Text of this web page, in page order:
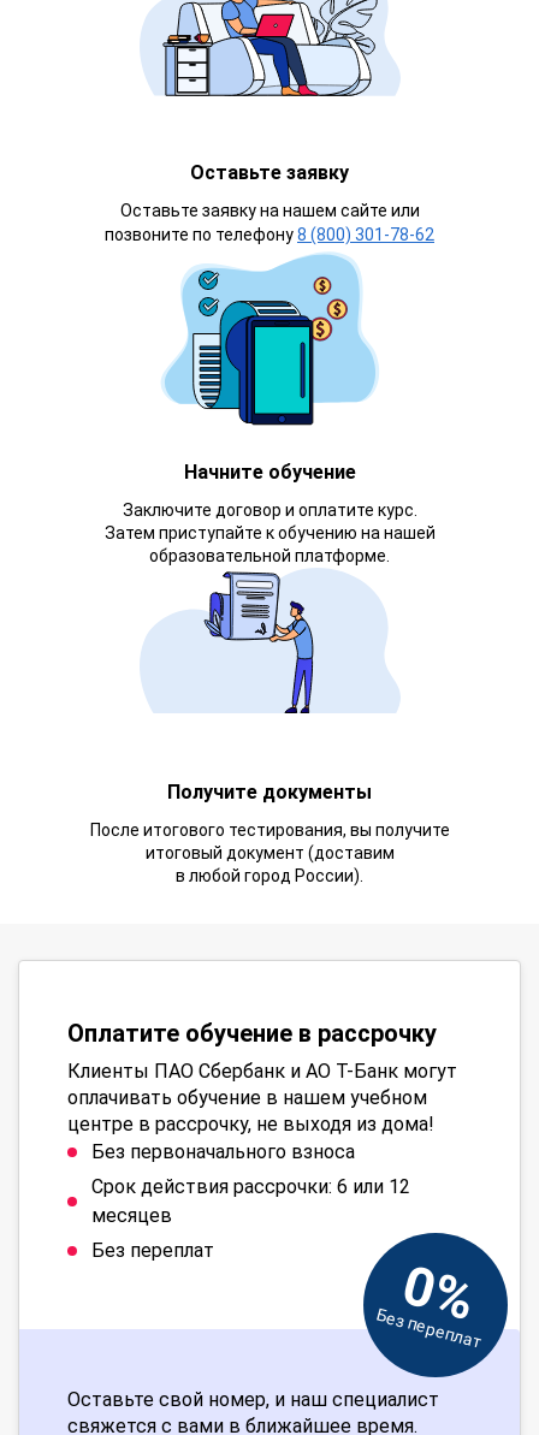
Оставьте заявку
Оставьте заявку на нашем сайте или
позвоните по телефону8 (800) 301-78-62
Начните обучение
Заключите договор и оплатите курс.
Затем приступайте к обучению на нашей
образовательной платформе.
Получите документы
После итогового тестирования, вы получите
итоговый документ (доставим
в любой город России).
Оплатите обучение в рассрочку
Клиенты ПАО Сбербанк и АО Т-Банк могут
оплачивать обучение в нашем учебном
центре в рассрочку, не выходя из дома!
Без первоначального взноса
Срок действия рассрочки: 6 или 12
месяцев
Без переплат
0%
Без переплат
Оставьте свой номер, и наш специалист
свяжется с вами в ближайшее время.